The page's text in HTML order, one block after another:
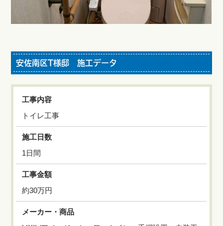
安佐南区T様邸 施工データ
工事内容
トイレ工事
施工日数
1日間
工事金額
約30万円
メーカー・商品